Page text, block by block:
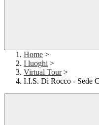
Home >
I luoghi >
Virtual Tour >
I.I.S. Di Rocco - Sede